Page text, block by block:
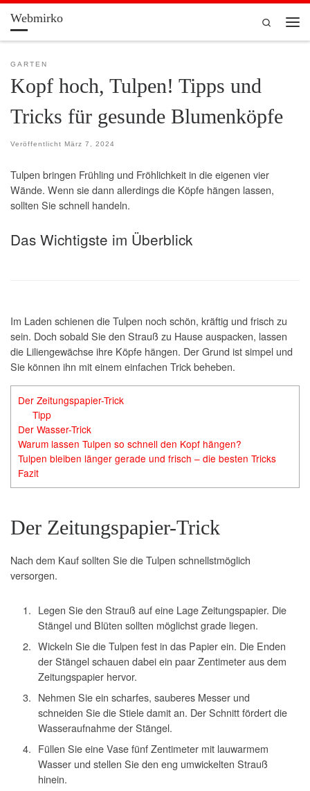
Zum Inhalt springen
Webmirko
Search
GARTEN
Kopf hoch, Tulpen! Tipps und
Tricks für gesunde Blumenköpfe
Veröffentlicht März 7, 2024
Tulpen bringen Frühling und Fröhlichkeit in die eigenen vier
Wände. Wenn sie dann allerdings die Köpfe hängen lassen,
sollten Sie schnell handeln.
Das Wichtigste im Überblick
Im Laden schienen die Tulpen noch schön, kräftig und frisch zu
sein. Doch sobald Sie den Strauß zu Hause auspacken, lassen
die Liliengewächse ihre Köpfe hängen. Der Grund ist simpel und
Sie können ihn mit einem einfachen Trick beheben.
Der Zeitungspapier-Trick
Tipp
Der Wasser-Trick
Warum lassen Tulpen so schnell den Kopf hängen?
Tulpen bleiben länger gerade und frisch – die besten Tricks
Fazit
Der Zeitungspapier-Trick
Nach dem Kauf sollten Sie die Tulpen schnellstmöglich
versorgen.
Legen Sie den Strauß auf eine Lage Zeitungspapier. Die
Stängel und Blüten sollten möglichst grade liegen.
Wickeln Sie die Tulpen fest in das Papier ein. Die Enden
der Stängel schauen dabei ein paar Zentimeter aus dem
Zeitungspapier hervor.
Nehmen Sie ein scharfes, sauberes Messer und
schneiden Sie die Stiele damit an. Der Schnitt fördert die
Wasseraufnahme der Stängel.
Füllen Sie eine Vase fünf Zentimeter mit lauwarmem
Wasser und stellen Sie den eng umwickelten Strauß
hinein.